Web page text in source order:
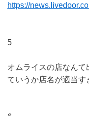
https://
5
オムライスの店なんて
ていうか店名が適当す